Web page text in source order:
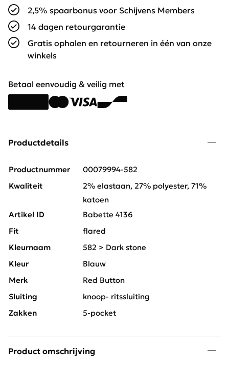
2,5% spaarbonus voor Schijvens Members
14 dagen retourgarantie
Gratis ophalen en retourneren in één van onze
winkels
Betaal eenvoudig & veilig met
Productdetails
Productnummer
00079994-582
Kwaliteit
2% elastaan, 27% polyester, 71%
katoen
Artikel ID
Babette 4136
Fit
flared
Kleurnaam
582 > Dark stone
Kleur
Blauw
Merk
Red Button
Sluiting
knoop- ritssluiting
Zakken
5-pocket
Product omschrijving